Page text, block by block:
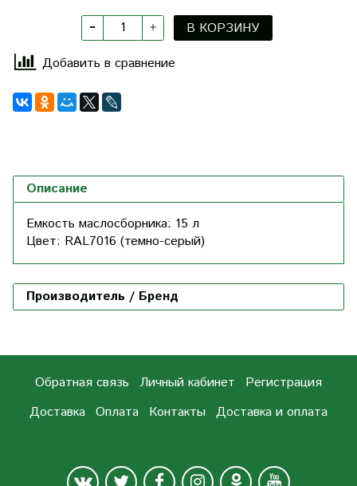
В КОРЗИНУ
Добавить в сравнение
Описание
Емкость маслосборника: 15 л
Цвет: RAL7016 (темно-серый)
Производитель / Бренд
Обратная связь Личный кабинет
Регистрация
Доставка Оплата Контакты Доставка и оплата